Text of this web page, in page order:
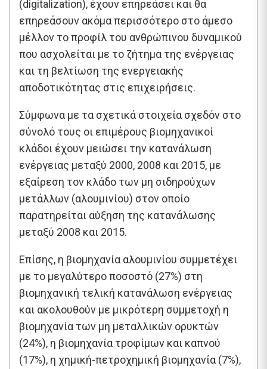
(digitalization), έχουν επηρεάσει και θα
επηρεάσουν ακόμα περισσότερο στο άμεσο
μέλλον το προφίλ του ανθρώπινου δυναμικού
που ασχολείται με το ζήτημα της ενέργειας
και τη βελτίωση της ενεργειακής
αποδοτικότητας στις επιχειρήσεις.
Σύμφωνα με τα σχετικά στοιχεία σχεδόν στο
σύνολό τους οι επιμέρους βιομηχανικοί
κλάδοι έχουν μειώσει την κατανάλωση
ενέργειας μεταξύ 2000, 2008 και 2015, με
εξαίρεση τον κλάδο των μη σιδηρούχων
μετάλλων (αλουμινίου) στον οποίο
παρατηρείται αύξηση της κατανάλωσης
μεταξύ 2008 και 2015.
Επίσης, η βιομηχανία αλουμινίου συμμετέχει
με το μεγαλύτερο ποσοστό (27%) στη
βιομηχανική τελική κατανάλωση ενέργειας
και ακολουθούν με μικρότερη συμμετοχή η
βιομηχανία των μη μεταλλικών ορυκτών
(24%), η βιομηχανία τροφίμων και καπνού
(17%), η χημική-πετροχημική βιομηχανία (7%),